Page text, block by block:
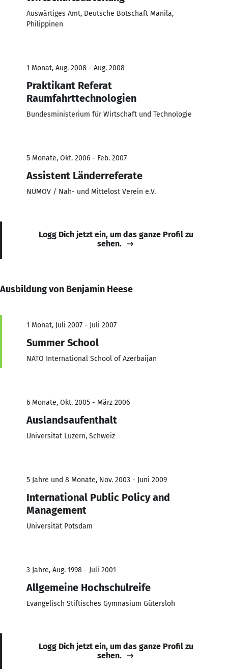
Auswärtiges Amt, Deutsche Botschaft Manila,
Philippinen
1 Monat, Aug. 2008 - Aug. 2008
Praktikant Referat
Raumfahrttechnologien
Bundesministerium für Wirtschaft und Technologie
5 Monate, Okt. 2006 - Feb. 2007
Assistent Länderreferate
NUMOV / Nah- und Mittelost Verein e.V.
Logg Dich jetzt ein, um das ganze Profil zu
sehen.
Ausbildung von Benjamin Heese
1 Monat, Juli 2007 - Juli 2007
Summer School
NATO International School of Azerbaijan
6 Monate, Okt. 2005 - März 2006
Auslandsaufenthalt
Universität Luzern, Schweiz
5 Jahre und 8 Monate, Nov. 2003 - Juni 2009
International Public Policy and
Management
Universität Potsdam
3 Jahre, Aug. 1998 - Juli 2001
Allgemeine Hochschulreife
Evangelisch Stiftisches Gymnasium Gütersloh
Logg Dich jetzt ein, um das ganze Profil zu
sehen.